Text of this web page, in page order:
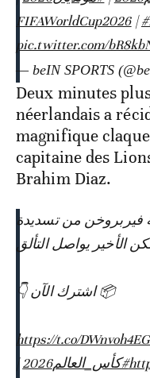
|
pic.twitter.com/
— beIN SPORTS
Deux minutes
néerlandais a
magnifique
capitaine des
Brahim Diaz.
من تسديدة
الأخير يواصل التألق
📦 اشترك الآن 👇
https://t.co/
#كأس_العالم2026
|